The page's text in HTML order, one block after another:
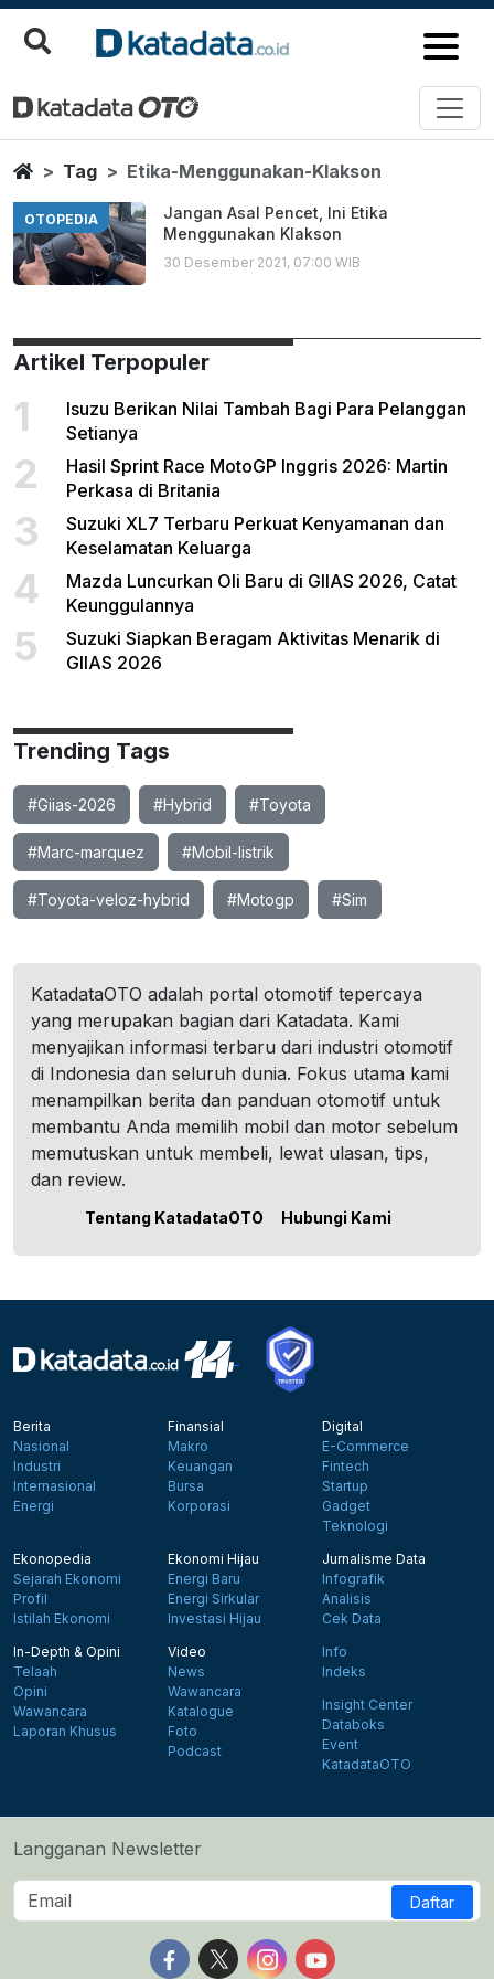
Etika Menggunakan Klakson
Berita Terbaru
HomeTag Etika-Menggunakan-Klakson
OTOPEDIA
Jangan Asal Pencet, Ini Etika
Menggunakan Klakson
30 Desember 2021, 07:00 WIB
Artikel Terpopuler
1
Isuzu Berikan Nilai Tambah Bagi Para Pelanggan
Setianya
2
Hasil Sprint Race MotoGP Inggris 2026: Martin
Perkasa di Britania
3
Suzuki XL7 Terbaru Perkuat Kenyamanan dan
Keselamatan Keluarga
4
Mazda Luncurkan Oli Baru di GIIAS 2026, Catat
Keunggulannya
5
Suzuki Siapkan Beragam Aktivitas Menarik di
GIIAS 2026
Trending Tags
#Giias-2026 #Hybrid #Toyota
#Marc-marquez #Mobil-listrik
#Toyota-veloz-hybrid #Motogp #Sim
KatadataOTO adalah portal otomotif tepercaya
yang merupakan bagian dari Katadata. Kami
menyajikan informasi terbaru dari industri otomotif
di Indonesia dan seluruh dunia. Fokus utama kami
menampilkan berita dan panduan otomotif untuk
membantu Anda memilih mobil dan motor sebelum
memutuskan untuk membeli, lewat ulasan, tips,
dan review.
Tentang KatadataOTO Hubungi Kami
Berita
Nasional
Industri
Internasional
Energi
Finansial
Makro
Keuangan
Bursa
Korporasi
Digital
E-Commerce
Fintech
Startup
Gadget
Teknologi
Ekonopedia
Sejarah Ekonomi
Profil
Istilah Ekonomi
Ekonomi Hijau
Energi Baru
Energi Sirkular
Investasi Hijau
Jurnalisme Data
Infografik
Analisis
Cek Data
In-Depth & Opini
Telaah
Opini
Wawancara
Laporan Khusus
Video
News
Wawancara
Katalogue
Foto
Podcast
Info
Indeks
Insight Center
Databoks
Event
KatadataOTO
Langganan Newsletter
Daftar
Follow us on Facebook
Follow us on X
Follow us on Instagram
Follow us on